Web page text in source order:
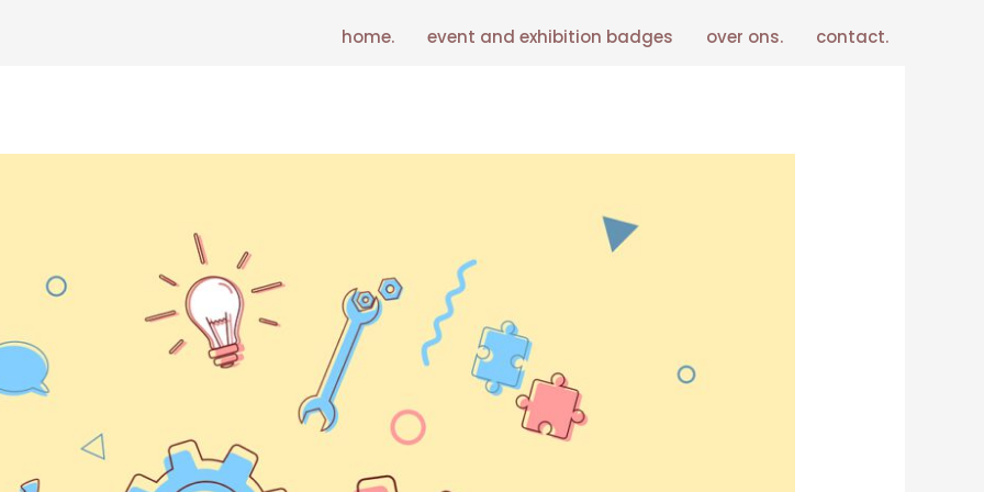
home. event and exhibition badges over ons. contact.